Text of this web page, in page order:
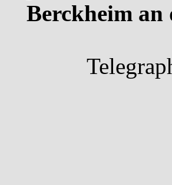
Berckheim an